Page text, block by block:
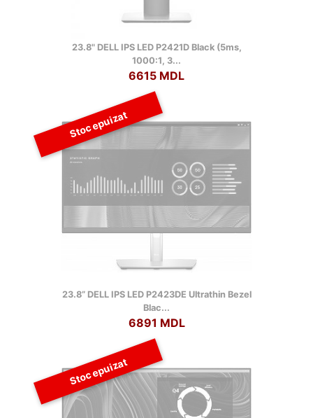
23.8" DELL IPS LED P2421D Black (5ms,
1000:1, 3...
6615 MDL
Stoc epuizat
23.8” DELL IPS LED P2423DE Ultrathin Bezel
Blac...
6891 MDL
Stoc epuizat